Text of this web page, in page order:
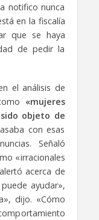
notifico nunca
en la fiscalía
que se haya
de pedir la
el análisis de
«mujeres
objeto de
con esas
Señaló
«irracionales
acerca de
ayudar»,
dijo. «Cómo